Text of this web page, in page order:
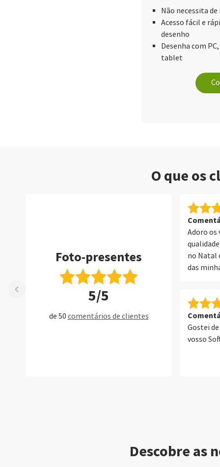
Não necessita
Acesso fácil e
desenho
Desenha com
tablet
O que os
Foto-presentes
5/5
de 50 comentários de clientes
Adoro os
no Natal
das
Gostei
vosso
Descobre as